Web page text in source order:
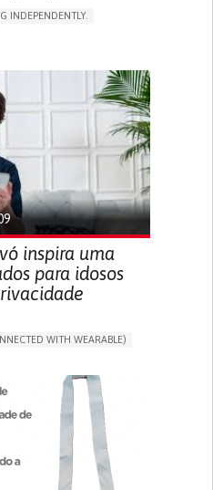
INDEPENDENTLY.
ACCESSORIES,
PROTECTION, FALLS,
ALLERGOLOGY
inspira uma
para idosos
WITH WEARABLE)
(TO HELP ADL)
PROTECTION, FALLS,
MOBILITY ISSUES